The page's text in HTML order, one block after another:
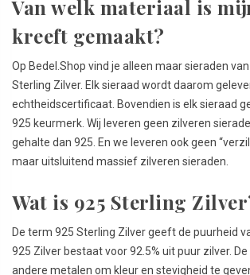
Van welk materiaal is
kreeft gemaakt?
Op Bedel.Shop vind je alleen maar sieraden
Sterling Zilver. Elk sieraad wordt daarom
echtheidscertificaat. Bovendien is elk sieraad
925 keurmerk. Wij leveren geen zilveren
gehalte dan 925. En we leveren ook geen
maar uitsluitend massief zilveren sieraden.
Wat is 925 Sterling
De term 925 Sterling Zilver geeft de puurheid
925 Zilver bestaat voor 92.5% uit puur zilver.
andere metalen om kleur en stevigheid te